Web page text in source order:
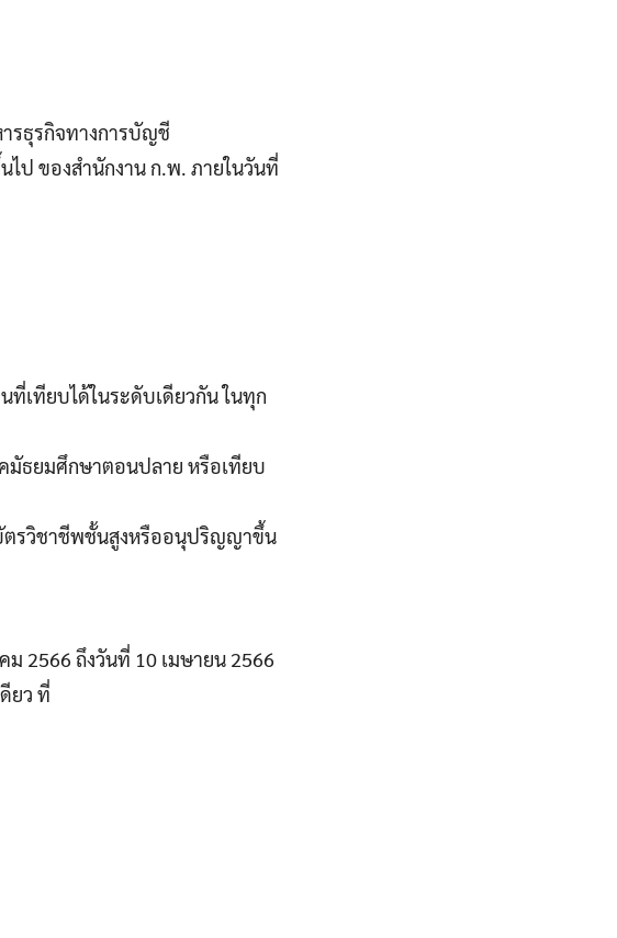
รธุรกิจทางการบัญชี
ป ของสำนักงาน ก.พ. ภายในวันที่
เทียบได้ในระดับเดียวกัน ในทุก
ธยมศึกษาตอนปลาย หรือเทียบ
ตรวิชาชีพชั้นสูงหรืออนุปริญญาขึ้น
2566 ถึงวันที่ 10 เมษายน 2566
ยว ที่